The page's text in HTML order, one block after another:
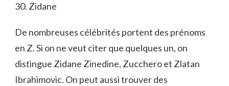
30. Zidane
De nombreuses célébrités portent des prénoms
en Z. Si on ne veut citer que quelques un, on
distingue Zidane Zinedine, Zucchero et Zlatan
Ibrahimovic. On peut aussi trouver des